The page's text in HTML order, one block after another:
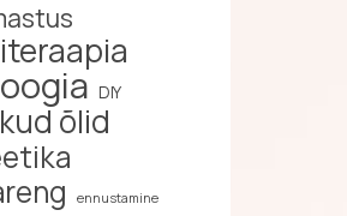
DIY
õlid
ennustamine